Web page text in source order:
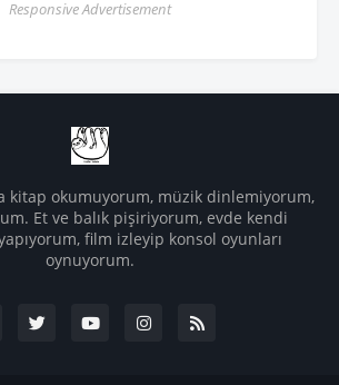
Responsive Advertisement
kitap okumuyorum, müzik dinlemiyorum,
Et ve balık pişiriyorum, evde kendi
film izleyip konsol oyunları
oynuyorum.